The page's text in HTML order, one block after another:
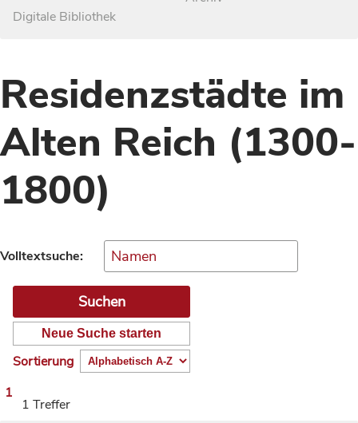
Digitale Bibliothek
Residenzstädte im
Alten Reich (1300-
1800)
Volltextsuche:
Neue Suche starten
Sortierung
1
1 Treffer